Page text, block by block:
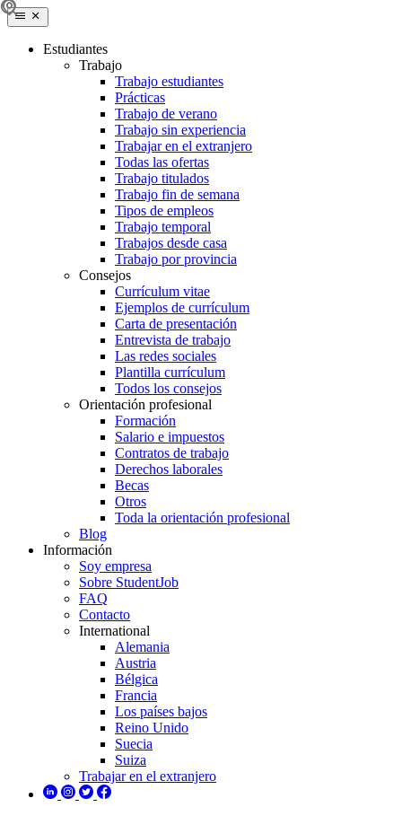
Estudiantes
Trabajo
Trabajo estudiantes
Prácticas
Trabajo de verano
Trabajo sin experiencia
Trabajar en el extranjero
Todas las ofertas
Trabajo titulados
Trabajo fin de semana
Tipos de empleos
Trabajo temporal
Trabajos desde casa
Trabajo por provincia
Consejos
Currículum vitae
Ejemplos de currículum
Carta de presentación
Entrevista de trabajo
Las redes sociales
Plantilla currículum
Todos los consejos
Orientación profesional
Formación
Salario e impuestos
Contratos de trabajo
Derechos laborales
Becas
Otros
Toda la orientación profesional
Blog
Información
Soy empresa
Sobre StudentJob
FAQ
Contacto
International
Alemania
Austria
Bélgica
Francia
Los países bajos
Reino Unido
Suecia
Suiza
Trabajar en el extranjero